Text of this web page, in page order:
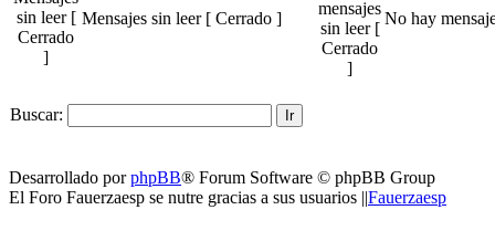
Mensajes sin leer [ Cerrado ] No hay
Buscar:
Desarrollado porphpBB® Forum Software © phpBB Group
El Foro Fauerzaesp se nutre gracias a sus usuarios ||Fauerzaesp